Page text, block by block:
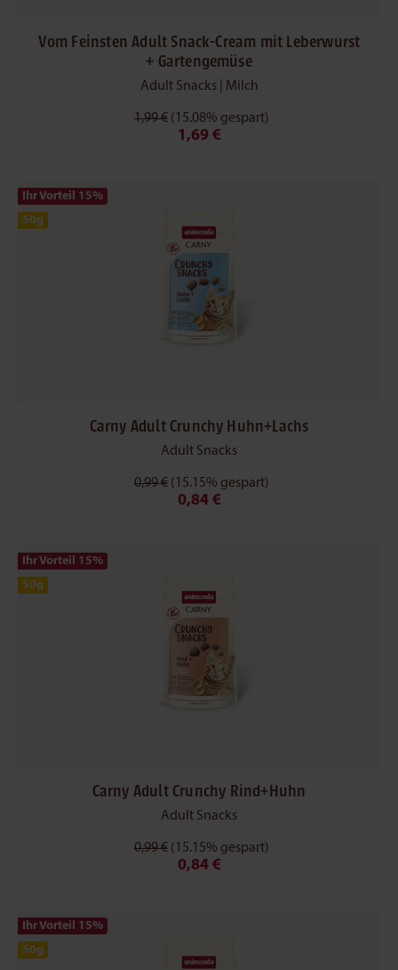
Vom Feinsten Adult Snack-Cream mit Leberwurst
+ Gartengemüse
Adult Snacks | Milch
1,99 € (15.08% gespart)
1,69 €
Ihr Vorteil 15%
50g
Carny Adult Crunchy Huhn+Lachs
Adult Snacks
0,99 € (15.15% gespart)
0,84 €
Ihr Vorteil 15%
50g
Carny Adult Crunchy Rind+Huhn
Adult Snacks
0,99 € (15.15% gespart)
0,84 €
Ihr Vorteil 15%
50g